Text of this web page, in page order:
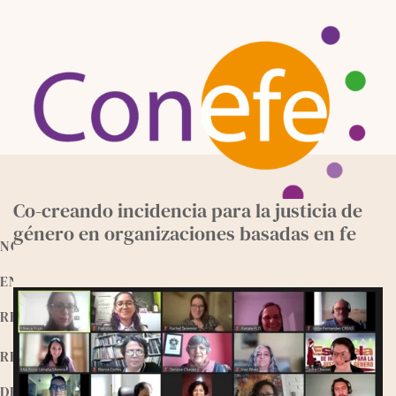
NOTICIAS
ENTREVISTAS
RECURSOS
RELEEMOS
DEVOCIONALES
Co-creando incidencia para la justicia de
género en organizaciones basadas en fe